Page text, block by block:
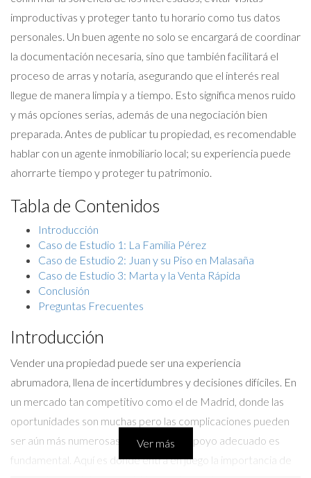
improductivas y proteger tanto tu horario como tus datos
personales. Un buen agente no solo se encargará de coordinar
la documentación necesaria, sino que también facilitará el
proceso de arras y notaría, asegurando que el interés real
llegue de manera limpia y a tiempo. Esto significa menos ruido
y más opciones serias, además de una negociación bien
preparada. Antes de publicar tu propiedad, es recomendable
hablar con un agente inmobiliario local; su experiencia puede
ahorrarte tiempo y proteger tu patrimonio.
Tabla de Contenidos
Introducción
Caso de Estudio 1: La Familia Pérez
Caso de Estudio 2: Juan y su Piso en Malasaña
Caso de Estudio 3: Marta y la Venta Rápida
Conclusión
Preguntas Frecuentes
Introducción
Vender una propiedad puede ser una experiencia
abrumadora, llena de incertidumbres y decisiones difíciles. En
un mercado tan competitivo como el de Madrid, donde las
oportunidades son muchas pero las complicaciones pueden
ser aún más numerosas, contar con el apoyo adecuado es
fundamental. Aquí es donde entra en juego la importancia de
Ver más